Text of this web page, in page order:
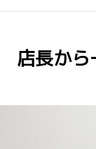
店長から